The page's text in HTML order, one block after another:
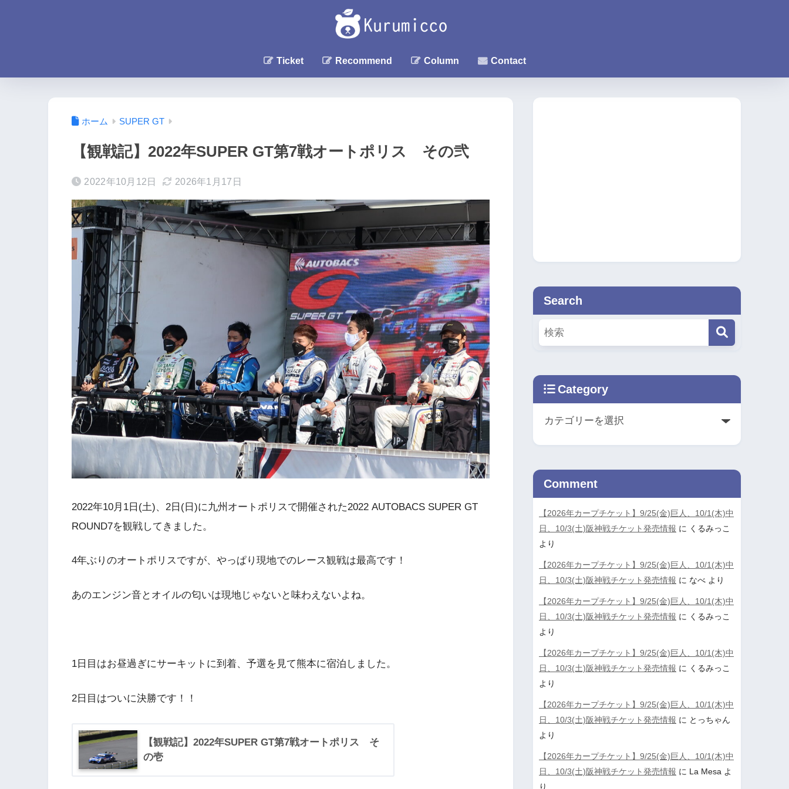
Ticket Recommend Column Contact
ホーム SUPER GT
【観戦記】2022年SUPER GT第7戦オートポリス その弐
2022年10月12日 2026年1月17日
2022年10月1日(土)、2日(日)に九州オートポリスで開催された2022 AUTOBACS SUPER GT
ROUND7を観戦してきました。
4年ぶりのオートポリスですが、やっぱり現地でのレース観戦は最高です！
あのエンジン音とオイルの匂いは現地じゃないと味わえないよね。
1日目はお昼過ぎにサーキットに到着、予選を見て熊本に宿泊しました。
2日目はついに決勝です！！
【観戦記】2022年SUPER GT第7戦オートポリス そ
の壱
Search
Category
Comment
【2026年カープチケット】9/25(金)巨人、10/1(木)中
日、10/3(土)阪神戦チケット発売情報 に くるみっこ
より
【2026年カープチケット】9/25(金)巨人、10/1(木)中
日、10/3(土)阪神戦チケット発売情報 に なべ より
【2026年カープチケット】9/25(金)巨人、10/1(木)中
日、10/3(土)阪神戦チケット発売情報 に くるみっこ
より
【2026年カープチケット】9/25(金)巨人、10/1(木)中
日、10/3(土)阪神戦チケット発売情報 に くるみっこ
より
【2026年カープチケット】9/25(金)巨人、10/1(木)中
日、10/3(土)阪神戦チケット発売情報 に とっちゃん
より
【2026年カープチケット】9/25(金)巨人、10/1(木)中
日、10/3(土)阪神戦チケット発売情報 に La Mesa よ
り